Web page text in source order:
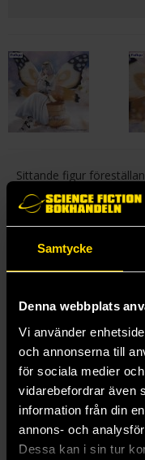
Samtycke
Denna webbplats
Vi använder
och annonserna till
för sociala medier
vidarebefordrar även
information från din
annons- och
Dessa kan i sin tur
Sittande figur
Import från Japan.